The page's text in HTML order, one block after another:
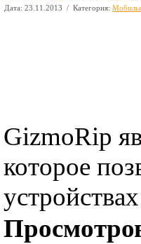
Дата: 23.11.2013 / Категория:
GizmoRip
которое